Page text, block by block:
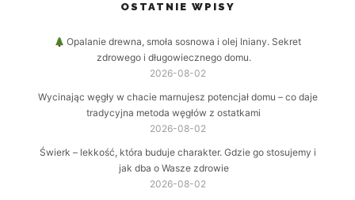
OSTATNIE WPISY
Opalanie drewna, smoła sosnowa i olej lniany. Sekret
zdrowego i długowiecznego domu.
2026-08-02
Wycinając węgły w chacie marnujesz potencjał domu – co daje
tradycyjna metoda węgłów z ostatkami
2026-08-02
Świerk – lekkość, która buduje charakter. Gdzie go stosujemy i
jak dba o Wasze zdrowie
2026-08-02